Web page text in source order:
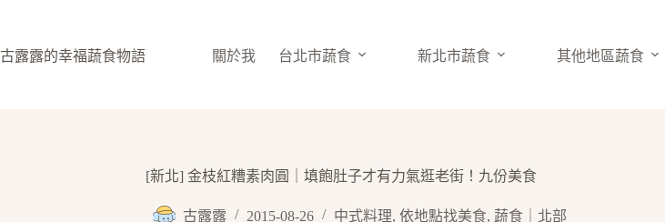
主
古露露的幸福蔬食物語 關於我 台北市蔬食 新北市蔬食 其他地區蔬食
[新北] 金枝紅糟素肉圓｜填飽肚子才有力氣逛老街！九份美食
古露露 2015-08-26 中式料理, 依地點找美食, 蔬食｜北部